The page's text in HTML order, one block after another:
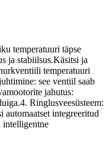
temperatuuri täpse
ja stabiilsus.Käsitsi ja
temperatuuri
see ventiil saab
jahutus:
Ringlusveesüsteem:
automaatset integreeritud
intelligentne